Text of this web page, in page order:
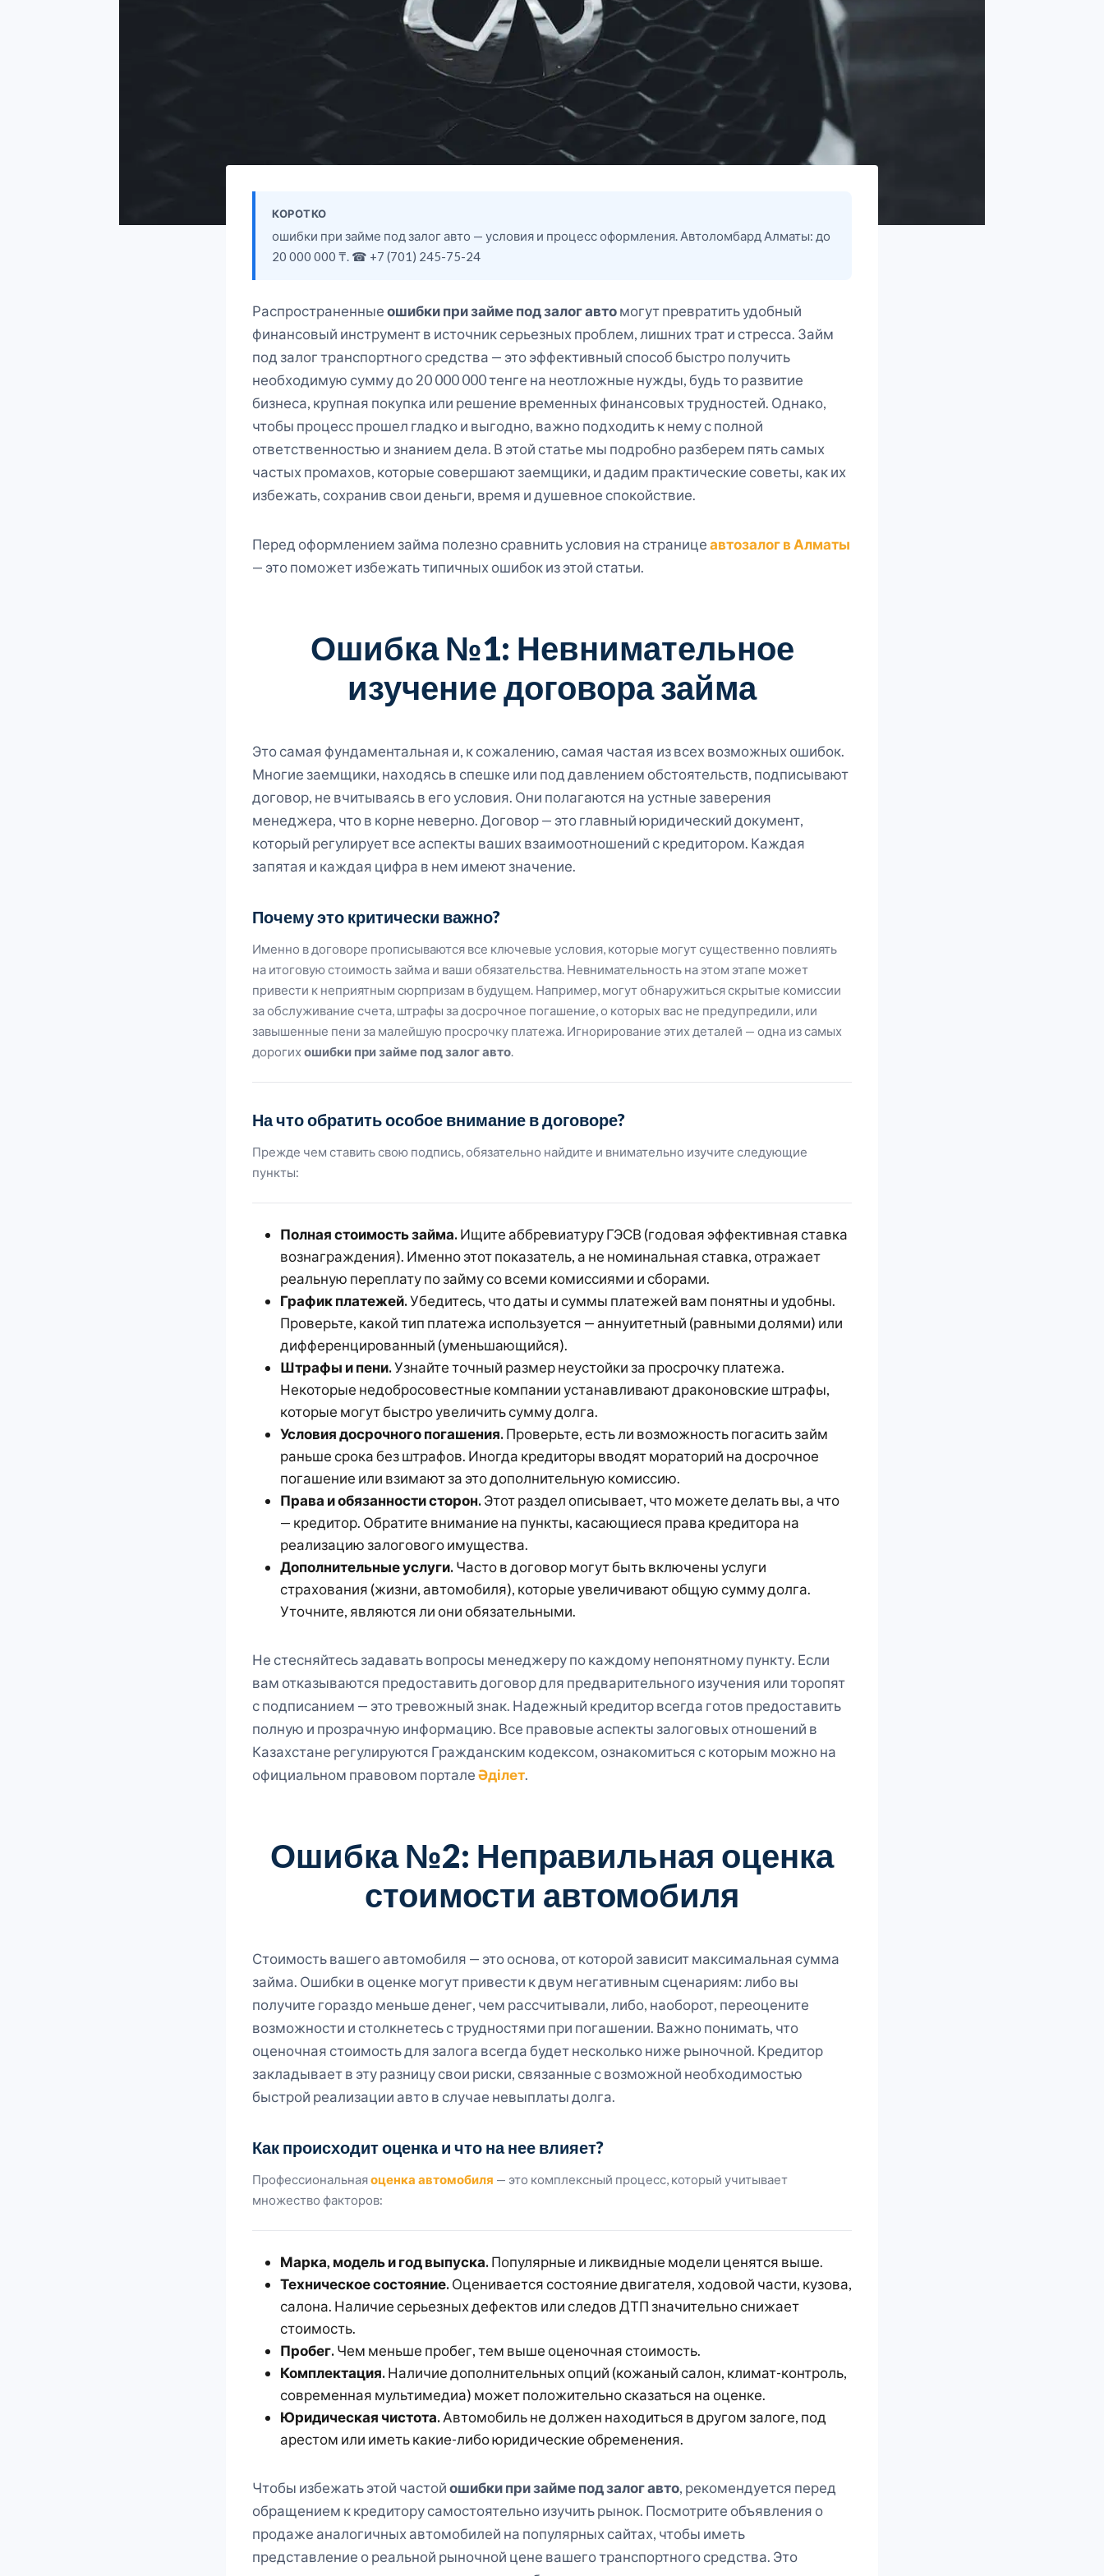
КОРОТКО
ошибки при займе под залог авто — условия и процесс оформления. Автоломбард Алматы: до
20 000 000 ₸. ☎ +7 (701) 245-75-24
Распространенныеошибки при займе под залог автомогут превратить удобный
финансовый инструмент в источник серьезных проблем, лишних трат и стресса. Займ
под залог транспортного средства — это эффективный способ быстро получить
необходимую сумму до 20 000 000 тенге на неотложные нужды, будь то развитие
бизнеса, крупная покупка или решение временных финансовых трудностей. Однако,
чтобы процесс прошел гладко и выгодно, важно подходить к нему с полной
ответственностью и знанием дела. В этой статье мы подробно разберем пять самых
частых промахов, которые совершают заемщики, и дадим практические советы, как их
избежать, сохранив свои деньги, время и душевное спокойствие.
Перед оформлением займа полезно сравнить условия на страницеавтозалог в Алматы
— это поможет избежать типичных ошибок из этой статьи.
Ошибка №1: Невнимательное
изучение договора займа
Это самая фундаментальная и, к сожалению, самая частая из всех возможных ошибок.
Многие заемщики, находясь в спешке или под давлением обстоятельств, подписывают
договор, не вчитываясь в его условия. Они полагаются на устные заверения
менеджера, что в корне неверно. Договор — это главный юридический документ,
который регулирует все аспекты ваших взаимоотношений с кредитором. Каждая
запятая и каждая цифра в нем имеют значение.
Почему это критически важно?
Именно в договоре прописываются все ключевые условия, которые могут существенно повлиять
на итоговую стоимость займа и ваши обязательства. Невнимательность на этом этапе может
привести к неприятным сюрпризам в будущем. Например, могут обнаружиться скрытые комиссии
за обслуживание счета, штрафы за досрочное погашение, о которых вас не предупредили, или
завышенные пени за малейшую просрочку платежа. Игнорирование этих деталей — одна из самых
дорогих ошибки при займе под залог авто.
На что обратить особое внимание в договоре?
Прежде чем ставить свою подпись, обязательно найдите и внимательно изучите следующие
пункты:
Полная стоимость займа.Ищите аббревиатуру ГЭСВ (годовая эффективная ставка
вознаграждения). Именно этот показатель, а не номинальная ставка, отражает
реальную переплату по займу со всеми комиссиями и сборами.
График платежей.Убедитесь, что даты и суммы платежей вам понятны и удобны.
Проверьте, какой тип платежа используется — аннуитетный (равными долями) или
дифференцированный (уменьшающийся).
Штрафы и пени.Узнайте точный размер неустойки за просрочку платежа.
Некоторые недобросовестные компании устанавливают драконовские штрафы,
которые могут быстро увеличить сумму долга.
Условия досрочного погашения.Проверьте, есть ли возможность погасить займ
раньше срока без штрафов. Иногда кредиторы вводят мораторий на досрочное
погашение или взимают за это дополнительную комиссию.
Права и обязанности сторон.Этот раздел описывает, что можете делать вы, а что
— кредитор. Обратите внимание на пункты, касающиеся права кредитора на
реализацию залогового имущества.
Дополнительные услуги.Часто в договор могут быть включены услуги
страхования (жизни, автомобиля), которые увеличивают общую сумму долга.
Уточните, являются ли они обязательными.
Не стесняйтесь задавать вопросы менеджеру по каждому непонятному пункту. Если
вам отказываются предоставить договор для предварительного изучения или торопят
с подписанием — это тревожный знак. Надежный кредитор всегда готов предоставить
полную и прозрачную информацию. Все правовые аспекты залоговых отношений в
Казахстане регулируются Гражданским кодексом, ознакомиться с которым можно на
официальном правовом порталеӘділет.
Ошибка №2: Неправильная оценка
стоимости автомобиля
Стоимость вашего автомобиля — это основа, от которой зависит максимальная сумма
займа. Ошибки в оценке могут привести к двум негативным сценариям: либо вы
получите гораздо меньше денег, чем рассчитывали, либо, наоборот, переоцените
возможности и столкнетесь с трудностями при погашении. Важно понимать, что
оценочная стоимость для залога всегда будет несколько ниже рыночной. Кредитор
закладывает в эту разницу свои риски, связанные с возможной необходимостью
быстрой реализации авто в случае невыплаты долга.
Как происходит оценка и что на нее влияет?
Профессиональнаяоценка автомобиля — это комплексный процесс, который учитывает
множество факторов:
Марка, модель и год выпуска.Популярные и ликвидные модели ценятся выше.
Техническое состояние.Оценивается состояние двигателя, ходовой части, кузова,
салона. Наличие серьезных дефектов или следов ДТП значительно снижает
стоимость.
Пробег.Чем меньше пробег, тем выше оценочная стоимость.
Комплектация.Наличие дополнительных опций (кожаный салон, климат-контроль,
современная мультимедиа) может положительно сказаться на оценке.
Юридическая чистота.Автомобиль не должен находиться в другом залоге, под
арестом или иметь какие-либо юридические обременения.
Чтобы избежать этой частойошибки при займе под залог авто, рекомендуется перед
обращением к кредитору самостоятельно изучить рынок. Посмотрите объявления о
продаже аналогичных автомобилей на популярных сайтах, чтобы иметь
представление о реальной рыночной цене вашего транспортного средства. Это